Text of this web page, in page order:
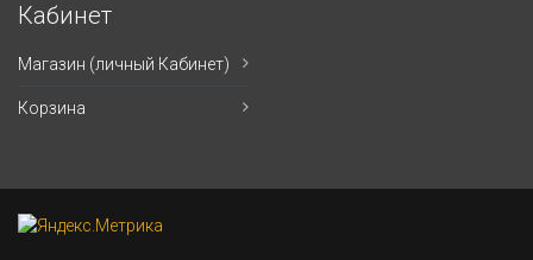
Кабинет
Магазин (личный Кабинет)
Корзина